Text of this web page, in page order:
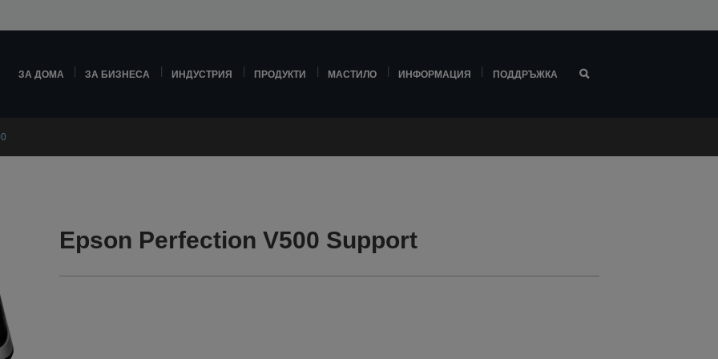
ЗА ДОМА ЗА БИЗНЕСА ИНДУСТРИЯ ПРОДУКТИ МАСТИЛО ИНФОРМАЦИЯ ПОДДРЪЖКА
Epson Perfection V500 Support